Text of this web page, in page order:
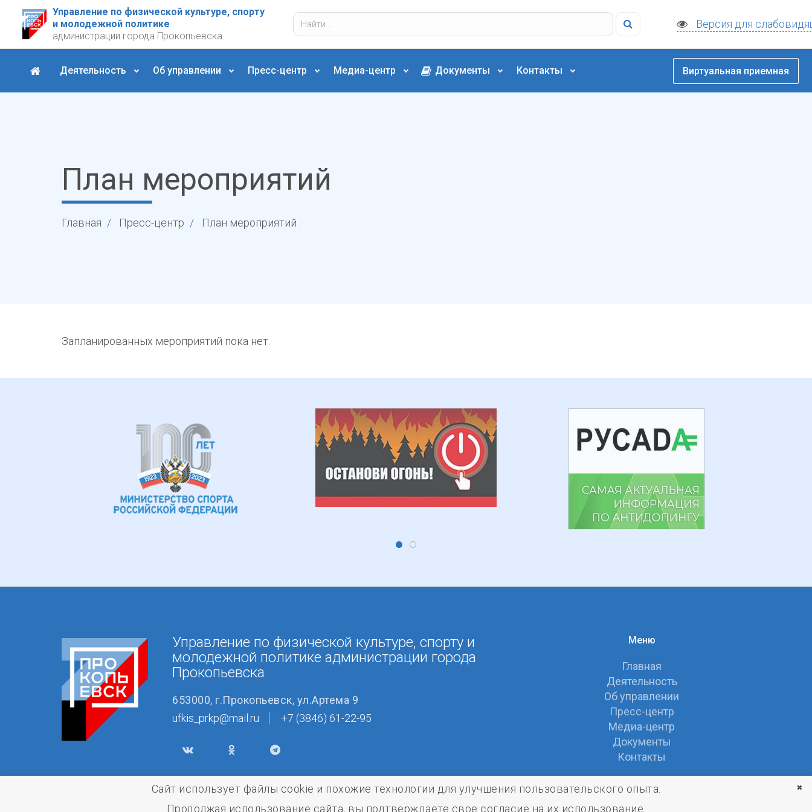
Управление по физической культуре, спорту
и молодежной политике
администрации города Прокопьевска
Версия для
Виртуальная приемная
Деятельность Об управлении Пресс-центр Медиа-центр Документы Контакты
План мероприятий
Главная Пресс-центр План мероприятий
Запланированных мероприятий пока нет.
Сайт использует файлы cookie и похожие технологии для улучшения пользовательского опыта.
Продолжая использование сайта, вы подтверждаете свое согласие на их использование.
Управление по физической культуре, спорту и
молодежной политике администрации города
Прокопьевска
653000, г.Прокопьевск, ул.Артема 9
ufkis_prkp@mail.ru
+7 (3846) 61-22-95
Меню
Главная
Деятельность
Об управлении
Пресс-центр
Медиа-центр
Документы
Контакты